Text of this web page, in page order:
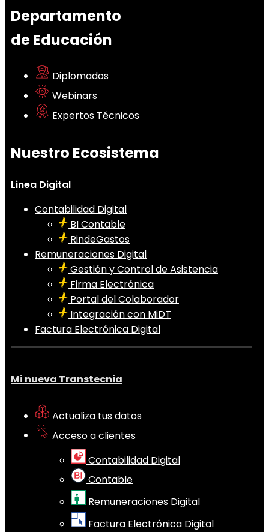
Departamento
de Educación
Diplomados
Webinars
Expertos Técnicos
Nuestro Ecosistema
Linea Digital
Contabilidad Digital
BI Contable
RindeGastos
Remuneraciones Digital
Gestión y Control de Asistencia
Firma Electrónica
Portal del Colaborador
Integración con MiDT
Factura Electrónica Digital
Mi nueva Transtecnia
Actualiza tus datos
Acceso a clientes
Contabilidad Digital
Contable
Remuneraciones Digital
Factura Electrónica Digital